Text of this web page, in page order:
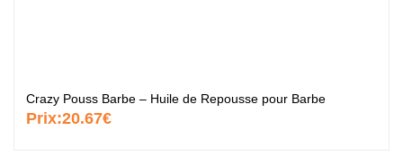
Crazy Pouss Barbe – Huile de Repousse pour Barbe
Prix:20.67€